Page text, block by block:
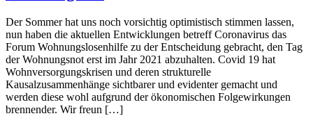
Der Sommer hat uns noch vorsichtig optimistisch stimmen lassen,
nun haben die aktuellen Entwicklungen betreff Coronavirus das
Forum Wohnungslosenhilfe zu der Entscheidung gebracht, den Tag
der Wohnungsnot erst im Jahr 2021 abzuhalten. Covid 19 hat
Wohnversorgungskrisen und deren strukturelle
Kausalzusammenhänge sichtbarer und evidenter gemacht und
werden diese wohl aufgrund der ökonomischen Folgewirkungen
brennender. Wir freun […]